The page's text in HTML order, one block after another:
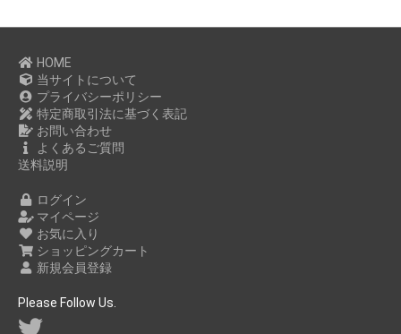
HOME
当サイトについて
プライバシーポリシー
特定商取引法に基づく表記
お問い合わせ
よくあるご質問
送料説明
ログイン
マイページ
お気に入り
ショッピングカート
新規会員登録
Please Follow Us.